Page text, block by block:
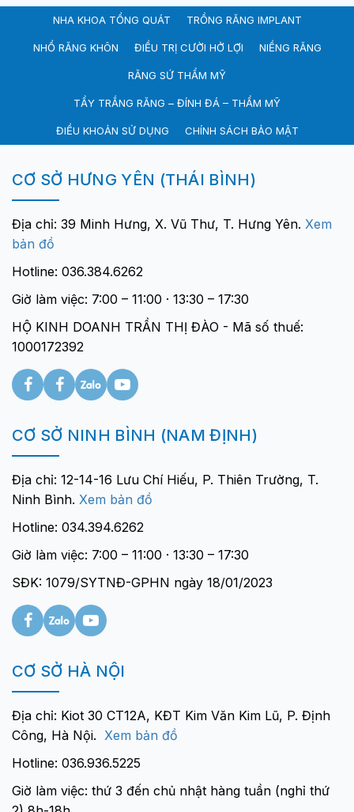
NHA KHOA TỔNG QUÁT TRỒNG RĂNG IMPLANT
NHỔ RĂNG KHÔN ĐIỀU TRỊ CƯỜI HỞ LỢI NIỀNG RĂNG
RĂNG SỨ THẨM MỸ
TẨY TRẮNG RĂNG – ĐÍNH ĐÁ – THẨM MỸ
ĐIỀU KHOẢN SỬ DỤNG CHÍNH SÁCH BẢO MẬT
CƠ SỞ HƯNG YÊN (THÁI BÌNH)
Địa chỉ: 39 Minh Hưng, X. Vũ Thư, T. Hưng Yên. Xem
bản đồ
Hotline: 036.384.6262
Giờ làm việc: 7:00 – 11:00 · 13:30 – 17:30
HỘ KINH DOANH TRẦN THỊ ĐÀO - Mã số thuế:
1000172392
CƠ SỞ NINH BÌNH (NAM ĐỊNH)
Địa chỉ: 12-14-16 Lưu Chí Hiếu, P. Thiên Trường, T.
Ninh Bình. Xem bản đồ
Hotline: 034.394.6262
Giờ làm việc: 7:00 – 11:00 · 13:30 – 17:30
SĐK: 1079/SYTNĐ-GPHN ngày 18/01/2023
CƠ SỞ HÀ NỘI
Địa chỉ: Kiot 30 CT12A, KĐT Kim Văn Kim Lũ, P. Định
Công, Hà Nội. Xem bản đồ
Hotline: 036.936.5225
Giờ làm việc: thứ 3 đến chủ nhật hàng tuần (nghỉ thứ